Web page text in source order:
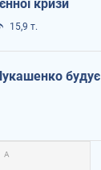
кризи
15,9 т.
будує